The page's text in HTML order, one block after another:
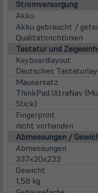
Stromversorgung
Akku
Akku gebraucht /
Qualitätsrichtlinien
Tastatur und
Keyboardlayout
Deutsches
Mausersatz
ThinkPad UltraNav
Stick)
Fingerprint
nicht vorhanden
Abmessungen /
Abmessungen
337x20x233
Gewicht
1,58 kg